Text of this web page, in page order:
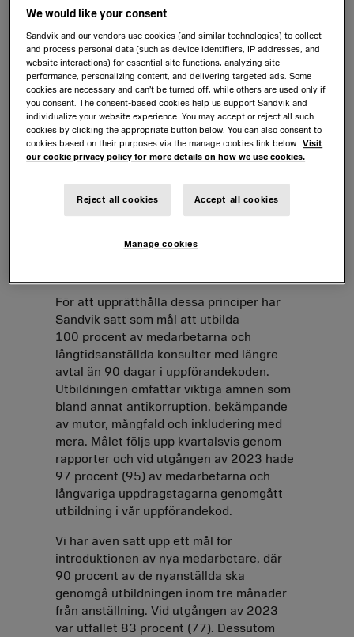
IF3Uppförandekod
Koncernens uppförandekod, som bygger
på våra kärnvärden, understryker vårt
starka engagemang i etiskt och
efterlevnad av gällande lagar och
bestämmelser på alla marknader där vi är
verksamma. Uppförandekoden beskriver
principerna för hur våra medarbetare ska
För att upprätthålla dessa principer har
Sandvik satt som mål att utbilda
100 procent av medarbetarna och
långtidsanställda konsulter med längre
avtal än 90 dagar i uppförandekoden.
Utbildningen omfattar viktiga ämnen som
bland annat antikorruption, bekämpande
av mutor, mångfald och inkludering med
mera. Målet följs upp kvartalsvis genom
rapporter och vid utgången av 2023 hade
97 procent (95) av medarbetarna och
långvariga uppdragstagarna genomgått
utbildning i vår uppförandekod.
Vi har även satt upp ett mål för
introduktionen av nya medarbetare, där
90 procent av de nyanställda ska
genomgå utbildningen inom tre månader
från anställning. Vid utgången av 2023
var utfallet 83 procent (77). Dessutom
We would like your consent
Sandvik and our vendors use cookies (and similar technologies) to collect
and process personal data (such as device identifiers, IP addresses, and
website interactions) for essential site functions, analyzing site
performance, personalizing content, and delivering targeted ads. Some
cookies are necessary and can’t be turned off, while others are used only if
you consent. The consent-based cookies help us support Sandvik and
individualize your website experience. You may accept or reject all such
cookies by clicking the appropriate button below. You can also consent to
cookies based on their purposes via the manage cookies link below. Visit
our cookie privacy policy for more details on how we use cookies.
Reject all cookies Accept all cookies
Manage cookies